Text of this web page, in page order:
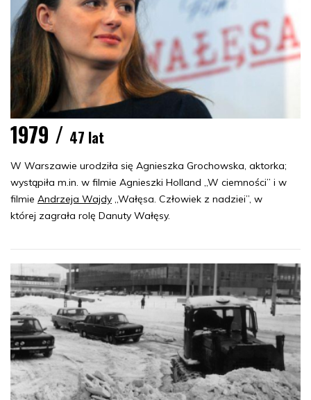
1979 / 47 lat
W Warszawie urodziła się Agnieszka Grochowska, aktorka;
wystąpiła m.in. w filmie Agnieszki Holland „W ciemności” i w
filmie Andrzeja Wajdy „Wałęsa. Człowiek z nadziei”, w
której zagrała rolę Danuty Wałęsy.